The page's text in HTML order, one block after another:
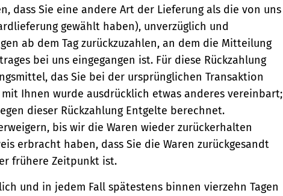
dass Sie eine andere Art der Lieferung als die von uns
gewählt haben), unverzüglich und
ab dem Tag zurückzuzahlen, an dem die Mitteilung
bei uns eingegangen ist. Für diese Rückzahlung
das Sie bei der ursprünglichen Transaktion
Ihnen wurde ausdrücklich etwas anderes vereinbart;
dieser Rückzahlung Entgelte berechnet.
bis wir die Waren wieder zurückerhalten
erbracht haben, dass Sie die Waren zurückgesandt
frühere Zeitpunkt ist.
und in jedem Fall spätestens binnen vierzehn Tagen